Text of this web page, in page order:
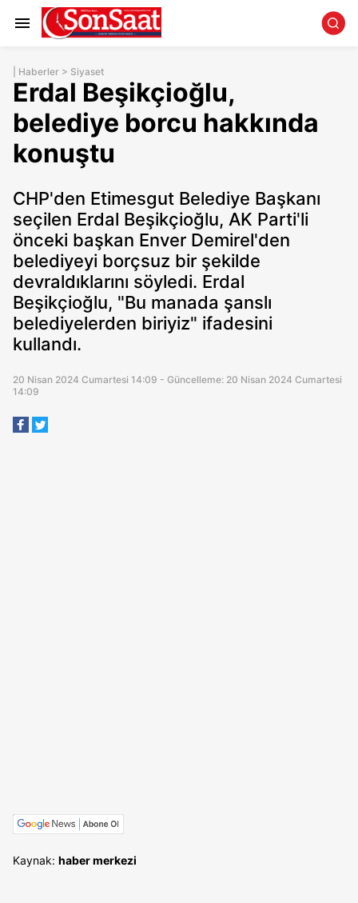
Haberler > Siyaset
Erdal Beşikçioğlu,
belediye borcu hakkında
konuştu
CHP'den Etimesgut Belediye Başkanı
seçilen Erdal Beşikçioğlu, AK Parti'li
önceki başkan Enver Demirel'den
belediyeyi borçsuz bir şekilde
devraldıklarını söyledi. Erdal
Beşikçioğlu, "Bu manada şanslı
belediyelerden biriyiz" ifadesini
kullandı.
20 Nisan 2024 Cumartesi 14:09 - Güncelleme: 20 Nisan 2024 Cumartesi
14:09
Kaynak: haber merkezi